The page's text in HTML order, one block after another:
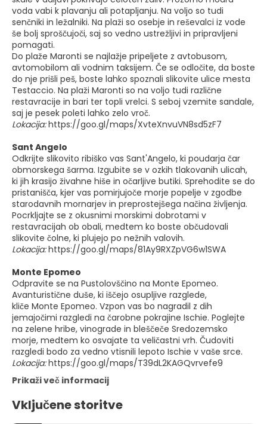
voda vabi k plavanju ali potapljanju. Na voljo so tudi
senčniki in ležalniki. Na plaži so osebje in reševalci iz vode
še bolj sproščujoči, saj so vedno ustrežljivi in pripravljeni
pomagati.
Do plaže Maronti se najlažje pripeljete z avtobusom,
avtomobilom ali vodnim taksijem. Če se odločite, da boste
do nje prišli peš, boste lahko spoznali slikovite ulice mesta
Testaccio. Na plaži Maronti so na voljo tudi različne
restavracije in bari ter topli vrelci. S seboj vzemite sandale,
saj je pesek poleti lahko zelo vroč.
Lokacija:https://goo.gl/maps/XvteXnvuVN8sd5zF7
Sant Angelo
Odkrijte slikovito ribiško vas Sant'Angelo, ki poudarja čar
obmorskega šarma. Izgubite se v ozkih tlakovanih ulicah,
ki jih krasijo živahne hiše in očarljive butiki. Sprehodite se do
pristanišča, kjer vas pomirjujoče morje popelje v zgodbe
starodavnih mornarjev in preprostejšega načina življenja.
Pocrkljajte se z okusnimi morskimi dobrotami v
restavracijah ob obali, medtem ko boste občudovali
slikovite čolne, ki plujejo po nežnih valovih.
Lokacija: https://goo.gl/maps/81Ay9RXZpVG6w1SWA
Monte Epomeo
Odpravite se na Pustolovščino na Monte Epomeo.
Avanturistične duše, ki iščejo osupljive razglede,
kliče Monte Epomeo. Vzpon vas bo nagradil z dih
jemajočimi razgledi na čarobne pokrajine Ischie. Poglejte
na zelene hribe, vinograde in bleščeče Sredozemsko
morje, medtem ko osvajate ta veličastni vrh. Čudoviti
razgledi bodo za vedno vtisnili lepoto Ischie v vaše srce.
Lokacija: https://goo.gl/maps/T39dL2KAGQvrvefe9
Prikaži več informacij
Vključene storitve